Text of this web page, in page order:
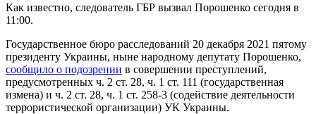
Как известно, следователь ГБР вызвал Порошенко сегодня в
11:00.
Государственное бюро расследований 20 декабря 2021 пятому
президенту Украины, ныне народному депутату Порошенко,
сообщило о подозрении в совершении преступлений,
предусмотренных ч. 2 ст. 28, ч. 1 ст. 111 (государственная
измена) и ч. 2 ст. 28, ч. 1 ст. 258-3 (содействие деятельности
террористической организации) УК Украины.